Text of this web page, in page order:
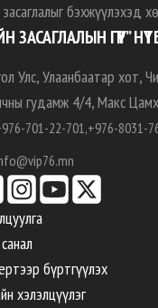
бэхжүүлэхэд
ЗАСАГЛАЛЫН ГҮҮР”
Улс, Улаанбаатар хот,
гудамж 4/4, Макс
701-22-701,+976-8031-
бүртгүүлэх
хэлэлцүүлэг